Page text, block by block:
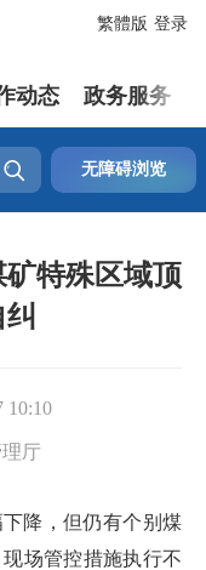
登录
繁體版
动态 政务服务
 无障碍浏览
特殊区域顶
10:10
厅
降，但仍有个别煤
场管控措施执行不